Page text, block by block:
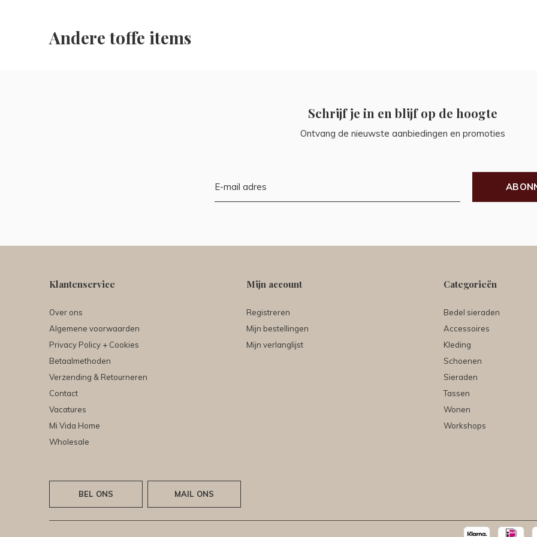
Andere toffe items
Schrijf je in en blijf op de hoogte
Ontvang de nieuwste aanbiedingen en promoties
Klantenservice
Over ons
Algemene voorwaarden
Privacy Policy + Cookies
Betaalmethoden
Verzending & Retourneren
Contact
Vacatures
Mi Vida Home
Wholesale
Mijn account
Registreren
Mijn bestellingen
Mijn verlanglijst
Categorieën
Bedel sieraden
Accessoires
Kleding
Schoenen
Sieraden
Tassen
Wonen
Workshops
BEL ONS MAIL ONS